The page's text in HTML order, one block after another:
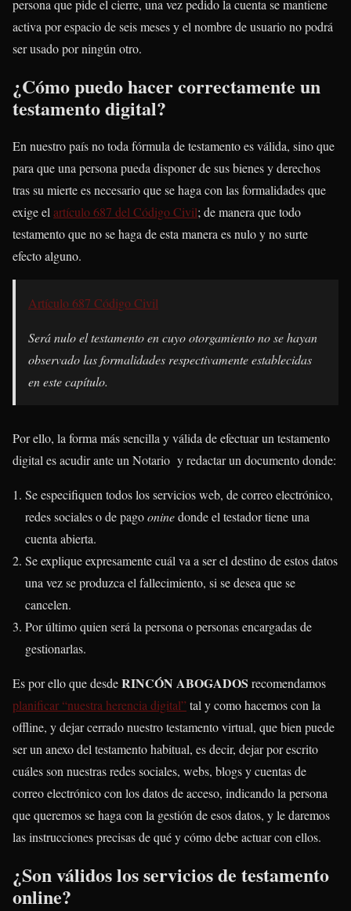
persona que pide el cierre, una vez pedido la cuenta se mantiene
activa por espacio de seis meses y el nombre de usuario no podrá
ser usado por ningún otro.
¿Cómo puedo hacer correctamente un
testamento digital?
En nuestro país no toda fórmula de testamento es válida, sino que
para que una persona pueda disponer de sus bienes y derechos
tras su mierte es necesario que se haga con las formalidades que
exige el artículo 687 del Código Civil; de manera que todo
testamento que no se haga de esta manera es nulo y no surte
efecto alguno.
Artículo 687 Código Civil
Será nulo el testamento en cuyo otorgamiento no se hayan
observado las formalidades respectivamente establecidas
en este capítulo.
Por ello, la forma más sencilla y válida de efectuar un testamento
digital es acudir ante un Notario y redactar un documento donde:
Se especifiquen todos los servicios web, de correo electrónico,
redes sociales o de pagooninedonde el testador tiene una
cuenta abierta.
Se explique expresamente cuál va a ser el destino de estos datos
una vez se produzca el fallecimiento, si se desea que se
cancelen.
Por último quien será la persona o personas encargadas de
gestionarlas.
Es por ello que desdeRINCÓN ABOGADOS recomendamos
planificar “nuestra herencia digital”tal y como hacemos con la
offline, y dejar cerrado nuestro testamento virtual, que bien puede
ser un anexo del testamento habitual, es decir, dejar por escrito
cuáles son nuestras redes sociales, webs, blogs y cuentas de
correo electrónico con los datos de acceso, indicando la persona
que queremos se haga con la gestión de esos datos, y le daremos
las instrucciones precisas de qué y cómo debe actuar con ellos.
¿Son válidos los servicios de testamento
online?